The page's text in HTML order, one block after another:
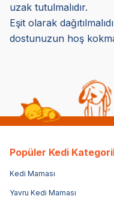
uzak tutulmalıdır.
Eşit olarak
dostunuzun hoş
Popüler Kedi
Kedi Maması
Yavru Kedi Maması